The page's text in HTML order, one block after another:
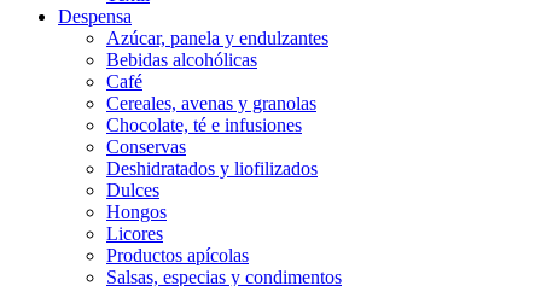
Despensa
Azúcar, panela y endulzantes
Bebidas alcohólicas
Café
Cereales, avenas y granolas
Chocolate, té e infusiones
Conservas
Deshidratados y liofilizados
Dulces
Hongos
Licores
Productos apícolas
Salsas, especias y condimentos